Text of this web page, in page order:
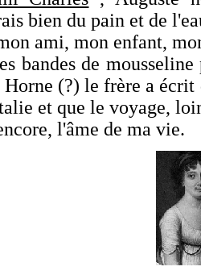
bien du pain et de
ami, mon enfant,
bandes de
Horne (?) le frère a
et que le voyage,
l'âme de ma vie.